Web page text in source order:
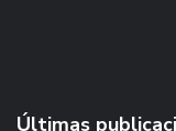
Últimas